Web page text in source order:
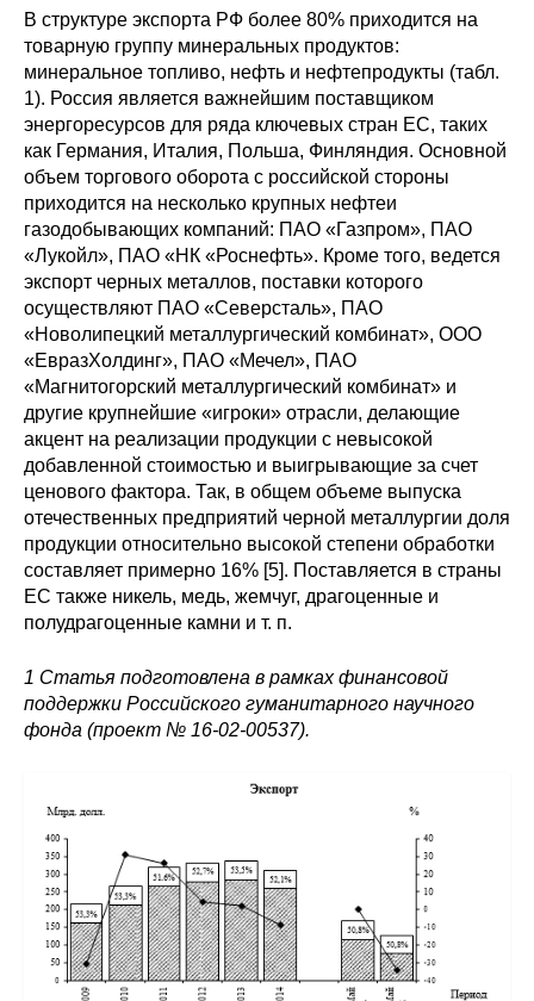
Конкурсы и вакансии
Контакты
В структуре экспорта РФ более 80% приходится на
товарную группу минеральных продуктов:
минеральное топливо, нефть и нефтепродукты (табл.
1). Россия является важнейшим поставщиком
энергоресурсов для ряда ключевых стран ЕС, таких
как Германия, Италия, Польша, Финляндия. Основной
объем торгового оборота с российской стороны
приходится на несколько крупных нефтеи
газодобывающих компаний: ПАО «Газпром», ПАО
«Лукойл», ПАО «НК «Роснефть». Кроме того, ведется
экспорт черных металлов, поставки которого
осуществляют ПАО «Северсталь», ПАО
«Новолипецкий металлургический комбинат», ООО
«ЕвразХолдинг», ПАО «Мечел», ПАО
«Магнитогорский металлургический комбинат» и
другие крупнейшие «игроки» отрасли, делающие
акцент на реализации продукции с невысокой
добавленной стоимостью и выигрывающие за счет
ценового фактора. Так, в общем объеме выпуска
отечественных предприятий черной металлургии доля
продукции относительно высокой степени обработки
составляет примерно 16% [5]. Поставляется в страны
ЕС также никель, медь, жемчуг, драгоценные и
полудрагоценные камни и т. п.
1 Статья подготовлена в рамках финансовой
поддержки Российского гуманитарного научного
фонда (проект № 16-02-00537).